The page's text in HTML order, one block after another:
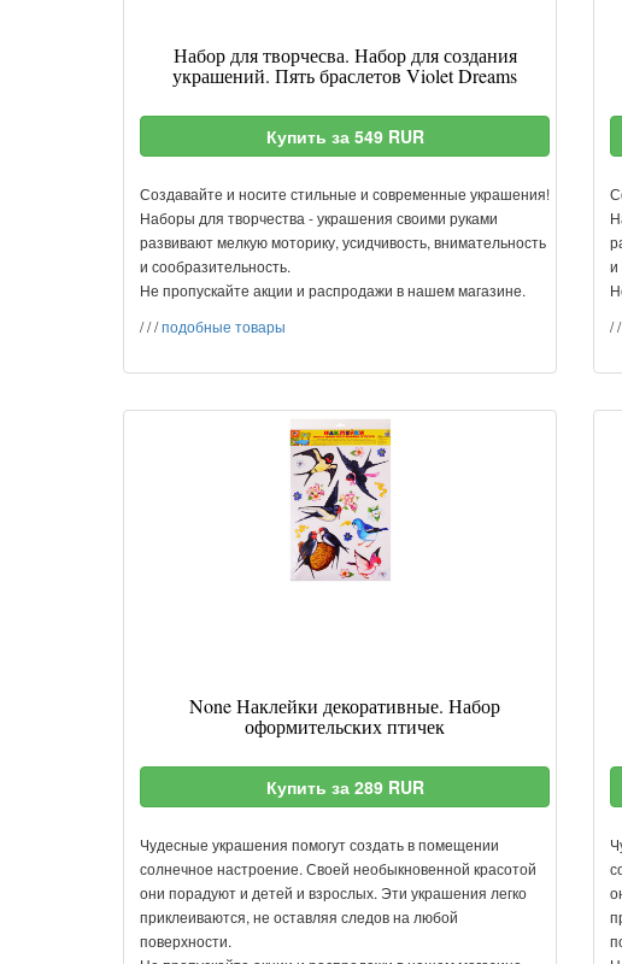
Набор для творчесва. Набор для создания
украшений. Пять браслетов Violet Dreams
Купить за 549 RUR
Создавайте и носите стильные и современные украшения!
Наборы для творчества - украшения своими руками
развивают мелкую моторику, усидчивость, внимательность
и сообразительность.
Не пропускайте акции и распродажи в нашем магазине.
///подобные товары
и
//
None Наклейки декоративные. Набор
оформительских птичек
Купить за 289 RUR
Чудесные украшения помогут создать в помещении
солнечное настроение. Своей необыкновенной красотой
они порадуют и детей и взрослых. Эти украшения легко
приклеиваются, не оставляя следов на любой
поверхности.